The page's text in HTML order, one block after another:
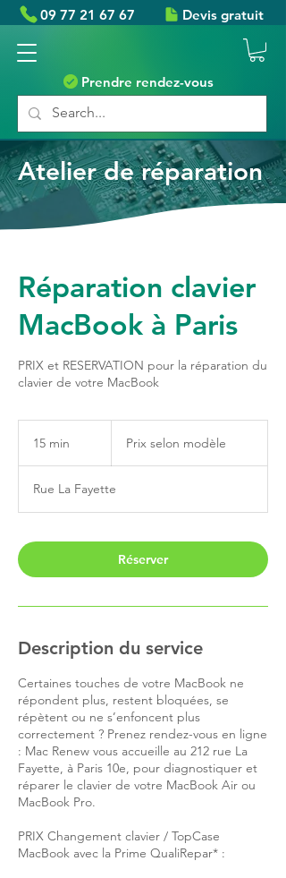
09 77 21 67 67 Devis gratuit
Prendre rendez-vous
Réparation clavier
MacBook à Paris
PRIX et RESERVATION pour la réparation du
clavier de votre MacBook
15 min
i
n
modèle
Prix selon modèle
Rue La Fayette
Réserver
Description du service
Certaines touches de votre MacBook ne
répondent plus, restent bloquées, se
répètent ou ne s’enfoncent plus
correctement ? Prenez rendez-vous en ligne
: Mac Renew vous accueille au 212 rue La
Fayette, à Paris 10e, pour diagnostiquer et
réparer le clavier de votre MacBook Air ou
MacBook Pro.
PRIX Changement clavier / TopCase
MacBook avec la Prime QualiRepar* :
Atelier de réparation